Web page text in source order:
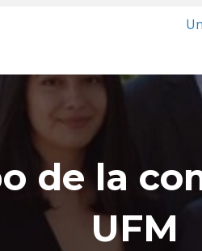
de la
UFM